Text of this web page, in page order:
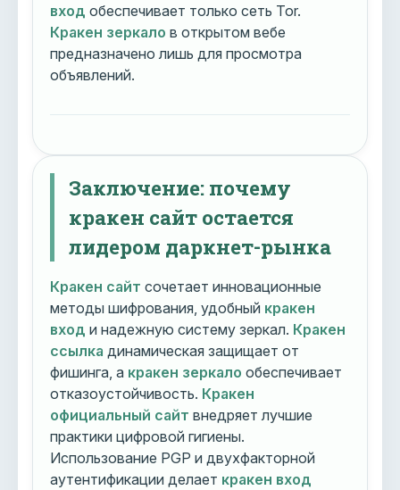
вход обеспечивает только сеть Tor.
Кракен зеркало в открытом вебе
предназначено лишь для просмотра
объявлений.
Заключение: почему
кракен сайт остается
лидером даркнет-рынка
Кракен сайт сочетает инновационные
методы шифрования, удобный кракен
вход и надежную систему зеркал. Кракен
ссылка динамическая защищает от
фишинга, а кракен зеркало обеспечивает
отказоустойчивость. Кракен
официальный сайт внедряет лучшие
практики цифровой гигиены.
Использование PGP и двухфакторной
аутентификации делает кракен вход